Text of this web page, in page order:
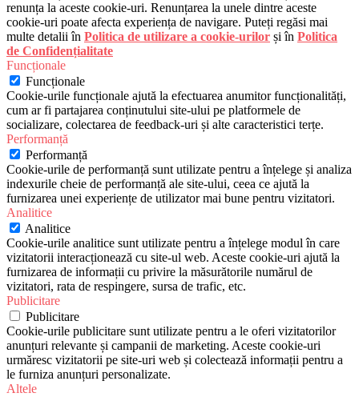
renunța la aceste cookie-uri. Renunțarea la unele dintre aceste
cookie-uri poate afecta experiența de navigare. Puteți regăsi mai
multe detalii în Politica de utilizare a cookie-urilor și în Politica
de Confidențialitate
Funcționale
Funcționale
Cookie-urile funcționale ajută la efectuarea anumitor funcționalități,
cum ar fi partajarea conținutului site-ului pe platformele de
socializare, colectarea de feedback-uri și alte caracteristici terțe.
Performanță
Performanță
Cookie-urile de performanță sunt utilizate pentru a înțelege și analiza
indexurile cheie de performanță ale site-ului, ceea ce ajută la
furnizarea unei experiențe de utilizator mai bune pentru vizitatori.
Analitice
Analitice
Cookie-urile analitice sunt utilizate pentru a înțelege modul în care
vizitatorii interacționează cu site-ul web. Aceste cookie-uri ajută la
furnizarea de informații cu privire la măsurătorile numărul de
vizitatori, rata de respingere, sursa de trafic, etc.
Publicitare
Publicitare
Cookie-urile publicitare sunt utilizate pentru a le oferi vizitatorilor
anunțuri relevante și campanii de marketing. Aceste cookie-uri
urmăresc vizitatorii pe site-uri web și colectează informații pentru a
le furniza anunțuri personalizate.
Altele